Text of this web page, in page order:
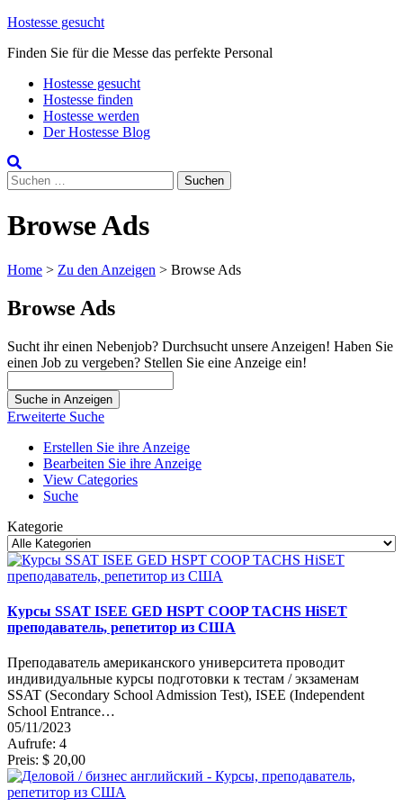
Skip
content
Hostesse gesucht
Finden Sie für die Messe das perfekte Personal
Hostesse gesucht
Hostesse finden
Hostesse werden
Der Hostesse Blog
Suchen
nach:
Browse Ads
Home > Zu den Anzeigen > Browse Ads
Browse Ads
Sucht ihr einen Nebenjob? Durchsucht unsere Anzeigen! Haben Sie
einen Job zu vergeben? Stellen Sie eine Anzeige ein!
nach:
Erweiterte Suche
Erstellen Sie ihre Anzeige
Bearbeiten Sie ihre Anzeige
View Categories
Suche
Kategorie
Курсы SSAT ISEE GED HSPT COOP TACHS HiSET
преподаватель, репетитор из США
Преподаватель американского университета проводит
индивидуальные курсы подготовки к тестам / экзаменам
SSAT (Secondary School Admission Test), ISEE (Independent
School Entrance…
05/11/2023
Aufrufe: 4
Preis: $ 20,00